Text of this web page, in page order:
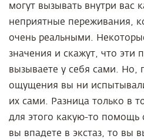
могут вызывать внутри вас
неприятные переживания,
очень реальными.
значения и скажут, что эти
вызываете у себя сами. Но,
ощущения вы ни
их сами. Разница только в
для этого какую-то помощь
вы впадете в экстаз, то вы